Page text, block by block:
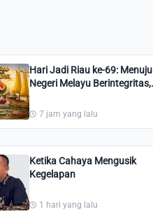
Hari Jadi Riau ke-69: Menuju
Negeri Melayu Berintegritas,
7 jam yang lalu
Ketika Cahaya Mengusik
Kegelapan
1 hari yang lalu